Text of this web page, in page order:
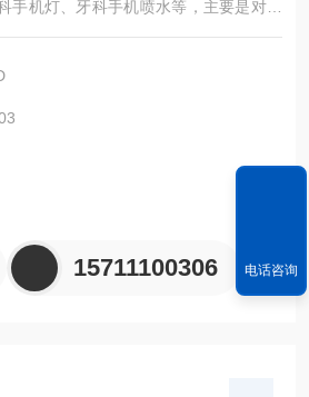
手机灯、牙科手机喷水等，主要是对牙
设备操作简单，易学易懂。由触摸控制
15711100306 电话咨询